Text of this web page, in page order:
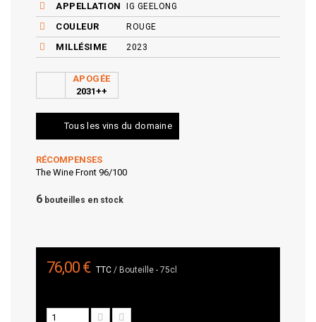
APPELLATION IG GEELONG
COULEUR ROUGE
MILLÉSIME 2023
APOGÉE
2031++
Tous les vins du domaine
RÉCOMPENSES
The Wine Front 96/100
6 bouteilles en stock
76,00 € TTC/ Bouteille - 75cl